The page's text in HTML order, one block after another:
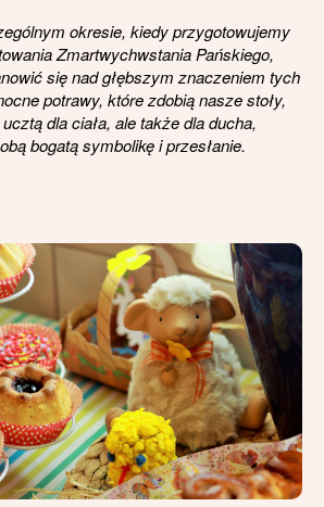
okresie, kiedy przygotowujemy
Zmartwychwstania Pańskiego,
się nad głębszym znaczeniem tych
potrawy, które zdobią nasze stoły,
dla ciała, ale także dla ducha,
bogatą symbolikę i przesłanie.